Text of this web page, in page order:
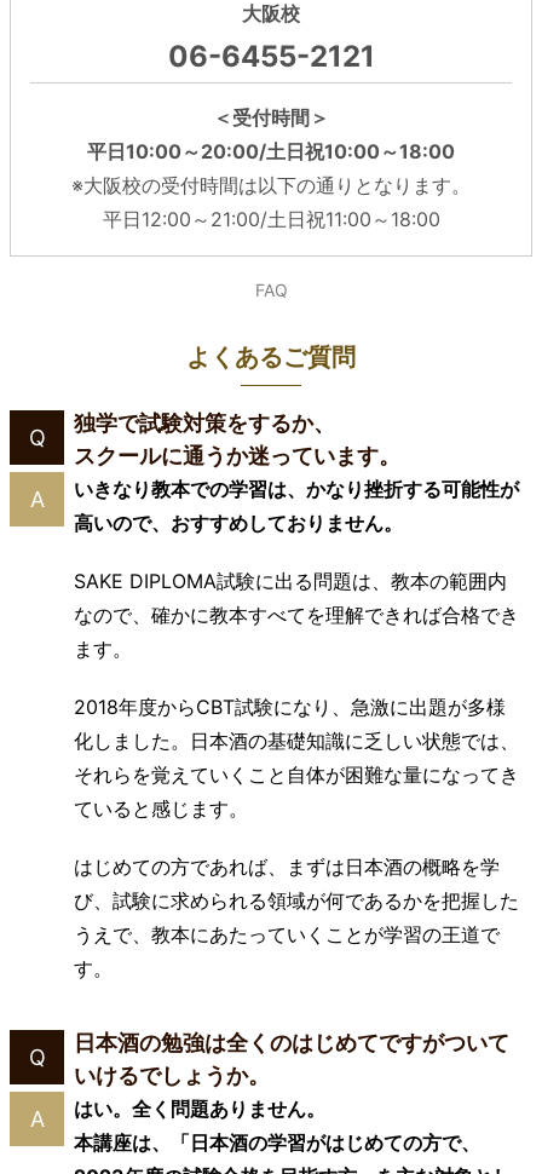
大阪校
06-6455-2121
＜受付時間＞
平日10:00～20:00/土日祝10:00～18:00
※大阪校の受付時間は以下の通りとなります。
平日12:00～21:00/土日祝11:00～18:00
FAQ
よくあるご質問
Q
独学で試験対策をするか、
スクールに通うか迷っています。
A
いきなり教本での学習は、かなり挫折する可能性が
高いので、おすすめしておりません。
SAKE DIPLOMA試験に出る問題は、教本の範囲内
なので、確かに教本すべてを理解できれば合格でき
ます。
2018年度からCBT試験になり、急激に出題が多様
化しました。日本酒の基礎知識に乏しい状態では、
それらを覚えていくこと自体が困難な量になってき
ていると感じます。
はじめての方であれば、まずは日本酒の概略を学
び、試験に求められる領域が何であるかを把握した
うえで、教本にあたっていくことが学習の王道で
す。
Q
日本酒の勉強は全くのはじめてですがついて
いけるでしょうか。
A
はい。全く問題ありません。
本講座は、「日本酒の学習がはじめての方で、